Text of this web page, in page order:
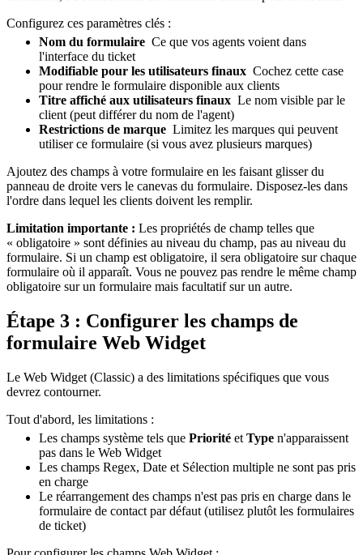
Configurez ces paramètres clés :
Nom du formulaire Ce que vos agents voient dans
l'interface du ticket
Modifiable pour les utilisateurs finaux Cochez cette case
pour rendre le formulaire disponible aux clients
Titre affiché aux utilisateurs finaux Le nom visible par le
client (peut différer du nom de l'agent)
Restrictions de marque Limitez les marques qui peuvent
utiliser ce formulaire (si vous avez plusieurs marques)
Ajoutez des champs à votre formulaire en les faisant glisser du
panneau de droite vers le canevas du formulaire. Disposez-les dans
l'ordre dans lequel les clients doivent les remplir.
Limitation importante : Les propriétés de champ telles que
« obligatoire » sont définies au niveau du champ, pas au niveau du
formulaire. Si un champ est obligatoire, il sera obligatoire sur chaque
formulaire où il apparaît. Vous ne pouvez pas rendre le même champ
obligatoire sur un formulaire mais facultatif sur un autre.
Étape 3 : Configurer les champs de
formulaire Web Widget
Le Web Widget (Classic) a des limitations spécifiques que vous
devrez contourner.
Tout d'abord, les limitations :
Les champs système tels que Priorité et Type n'apparaissent
pas dans le Web Widget
Les champs Regex, Date et Sélection multiple ne sont pas pris
en charge
Le réarrangement des champs n'est pas pris en charge dans le
formulaire de contact par défaut (utilisez plutôt les formulaires
de ticket)